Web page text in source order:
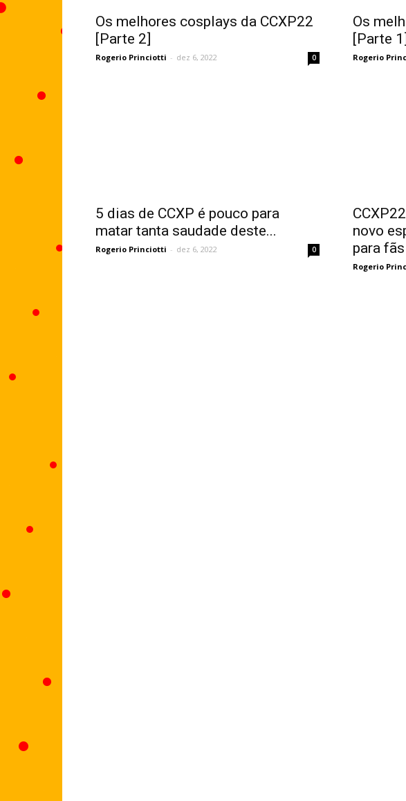
Os melhores cosplays da CCXP22
[Parte 2]
Rogerio Princiotti - dez 6, 2022 0
Os
[Parte 1]
Rogerio
5 dias de CCXP é pouco para
matar tanta saudade deste...
Rogerio Princiotti - dez 6, 2022 0
novo
para
Rogerio